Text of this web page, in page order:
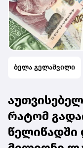
ბელა გელაშვილი
რატომ
წელიწადში